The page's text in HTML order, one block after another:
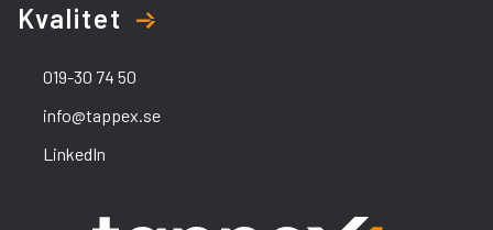
Kvalitet
019-30 74 50
info@tappex.se
LinkedIn